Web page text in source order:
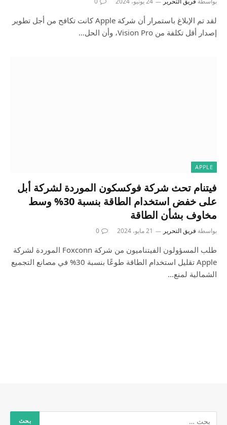
لقد تم الإبلاغ باستمرار أن شركة Apple كانت تكافح من أجل تطوير
إصدار أقل تكلفة من Vision Pro، وأن الحل…
APPLE
فيتنام تحث شركة فوكسكون الموردة لشركة أبل
على خفض استخدام الطاقة بنسبة 30% وسط
مخاوف بشأن الطاقة
بواسطة فريق التحرير 21 مايو، 2024 0
طلب المسؤولون الفيتناميون من شركة Foxconn الموردة لشركة
Apple تقليل استخدام الطاقة طوعًا بنسبة 30% في مصانع التجميع
الشمالية لمنع…